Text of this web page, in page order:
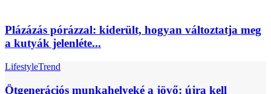
Plázázás pórázzal: kiderült, hogyan változtatja meg
a kutyák jelenléte...
LifestyleTrend
Ötgenerációs munkahelyeké a jövő: újra kell